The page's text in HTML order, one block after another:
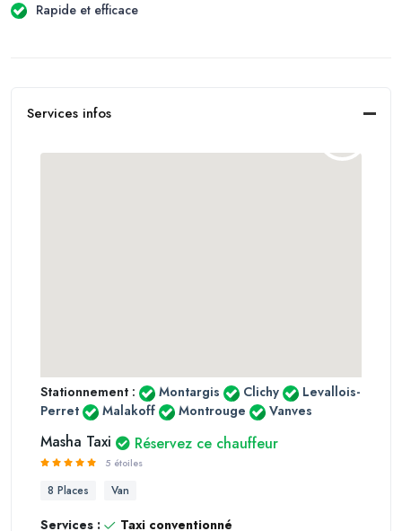
Rapide et efficace
Services infos
Stationnement : Montargis Clichy
Levallois-
Perret
Malakoff Montrouge Vanves
Masha Taxi Réservez ce chauffeur
5 étoiles
8 Places Van
Services :
Taxi conventionné